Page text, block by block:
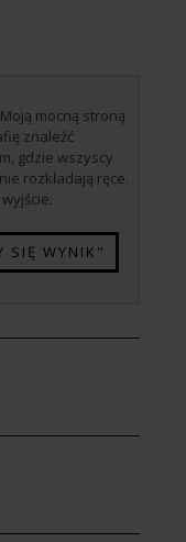
mocną stroną
znaleźć
gdzie wszyscy
rozkładają ręce.
SIĘ WYNIK"